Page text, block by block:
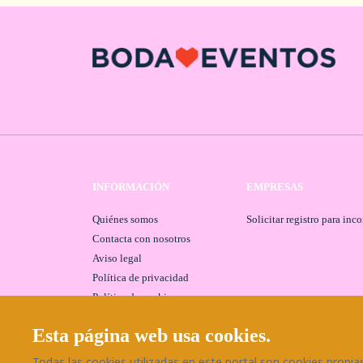
INFORMACIÓN
Quiénes somos
Contacta con nosotros
Aviso legal
Política de privacidad
Política de cookies
EMPRESAS
Solicitar registro para
Esta página web usa cookies.